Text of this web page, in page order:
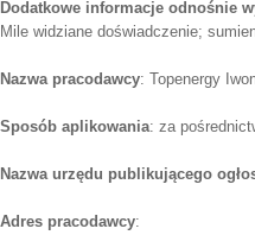
Dodatkowe informacje odnośnie
Mile widziane doświadczenie;
Nazwa pracodawcy: Topenergy
Sposób aplikowania: za
Nazwa urzędu publikującego
Adres pracodawcy: